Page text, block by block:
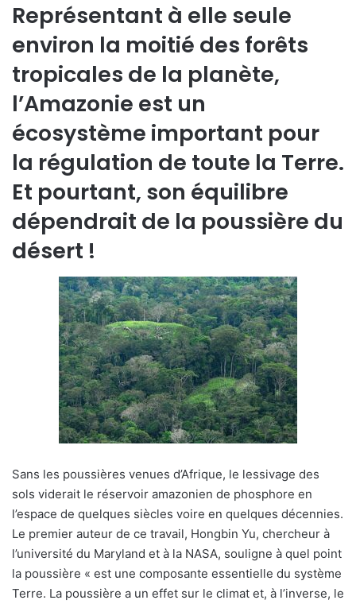
Représentant à elle seule
environ la moitié des forêts
tropicales de la planète,
l’Amazonie est un
écosystème important pour
la régulation de toute la Terre.
Et pourtant, son équilibre
dépendrait de la poussière du
désert !
Sans les poussières venues d’Afrique, le lessivage des
sols viderait le réservoir amazonien de phosphore en
l’espace de quelques siècles voire en quelques décennies.
Le premier auteur de ce travail, Hongbin Yu, chercheur à
l’université du Maryland et à la NASA, souligne à quel point
la poussière « est une composante essentielle du système
Terre. La poussière a un effet sur le climat et, à l’inverse, le